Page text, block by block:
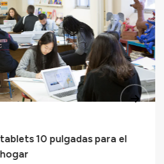
10 pulgadas para el